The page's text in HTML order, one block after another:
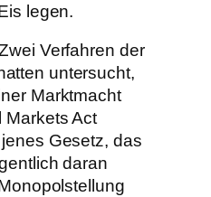
legen.
Verfahren der
untersucht,
Marktmacht
Markets Act
Gesetz, das
daran